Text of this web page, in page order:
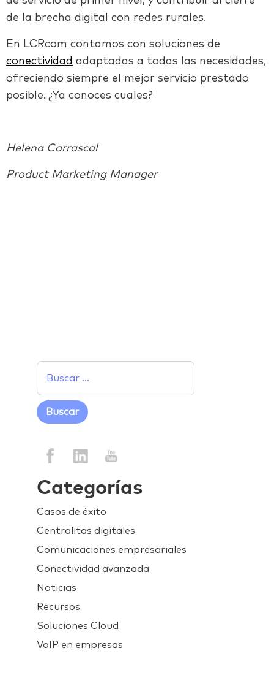
de la brecha digital con redes rurales.
En LCRcom contamos con soluciones de
conectividad adaptadas a todas las necesidades,
ofreciendo siempre el mejor servicio prestado
posible. ¿Ya conoces cuales?
Helena Carrascal
Product Marketing Manager
Categorías
Casos de éxito
Centralitas digitales
Comunicaciones empresariales
Conectividad avanzada
Noticias
Recursos
Soluciones Cloud
VoIP en empresas